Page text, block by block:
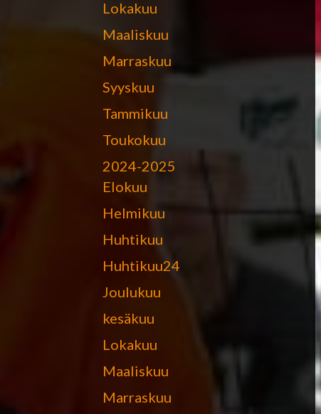
Lokakuu
Maaliskuu
Marraskuu
Syyskuu
Tammikuu
Toukokuu
2024-2025
Elokuu
Helmikuu
Huhtikuu
Huhtikuu24
Joulukuu
kesäkuu
Lokakuu
Maaliskuu
Marraskuu